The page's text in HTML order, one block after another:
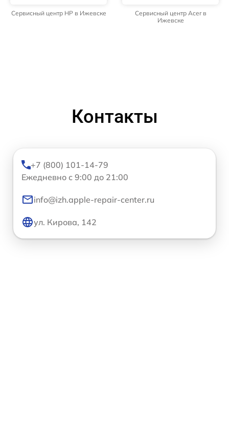
Сервисный центр HP в Ижевске
Сервисный центр Acer в
Ижевске
Контакты
+7 (800) 101-14-79
Ежедневно с 9:00 до 21:00
info@izh.apple-repair-center.ru
ул. Кирова, 142